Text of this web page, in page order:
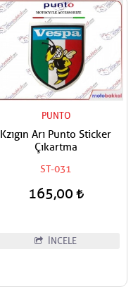
PUNTO
Kzıgın Arı Punto Sticker
Çıkartma
ST-031
165,00
İNCELE